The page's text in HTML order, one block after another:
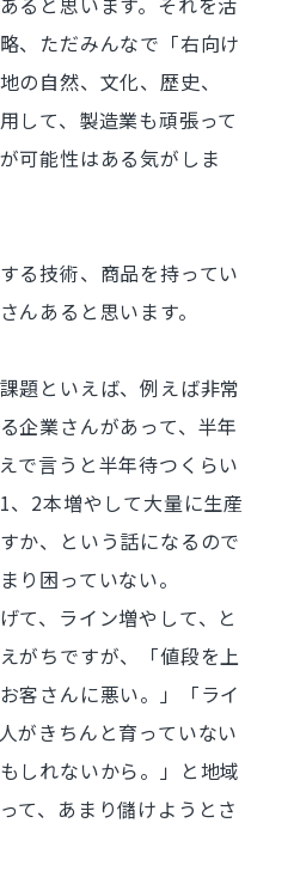
、ただみんなで「右向け
の自然、文化、歴史、
して、製造業も頑張って
可能性はある気がしま
る技術、商品を持ってい
んあると思います。
題といえば、例えば非常
企業さんがあって、半年
で言うと半年待つくらい
、2本増やして大量に生産
か、という話になるので
り困っていない。
て、ライン増やして、と
がちですが、「値段を上
客さんに悪い。」「ライ
がきちんと育っていない
しれないから。」と地域
て、あまり儲けようとさ